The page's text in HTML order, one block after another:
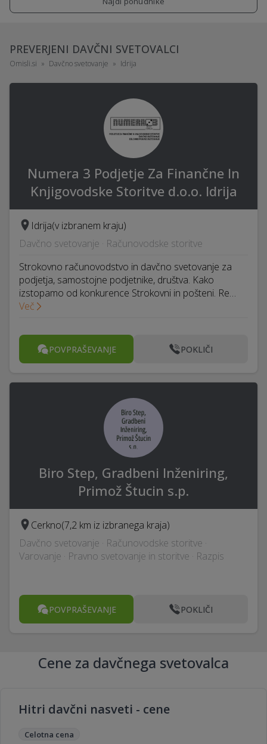
PREVERJENI DAVČNI SVETOVALCI
Omisli.si Davčno svetovanje Idrija
Numera 3 Podjetje Za Finančne In
Knjigovodske Storitve d.o.o. Idrija
Idrija(v izbranem kraju)
Davčno svetovanje · Računovodske storitve
Strokovno računovodstvo in davčno svetovanje za
podjetja, samostojne podjetnike, društva. Kako
izstopamo od konkurence Strokovni in pošteni. Re…
Več
POVPRAŠEVANJE POKLIČI
Biro Step, Gradbeni Inženiring,
Primož Štucin s.p.
Cerkno(7,2 km iz izbranega kraja)
Davčno svetovanje · Računovodske storitve ·
Varovanje · Pravno svetovanje in storitve · Razpis
POVPRAŠEVANJE POKLIČI
Cene za davčnega svetovalca
Hitri davčni nasveti - cene
Celotna cena